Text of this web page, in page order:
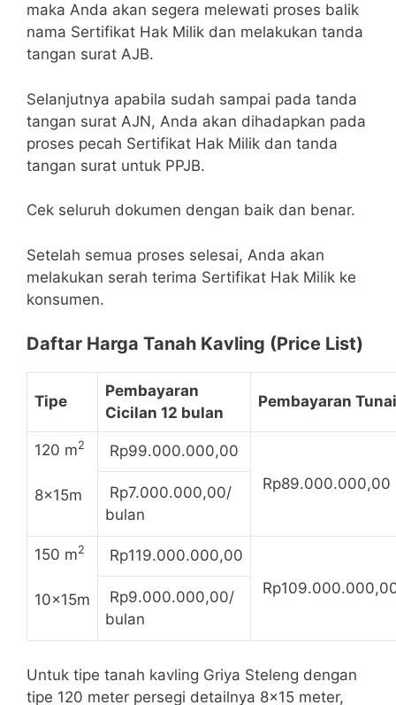
maka Anda akan segera melewati proses balik
nama Sertifikat Hak Milik dan melakukan tanda
tangan surat AJB.
Selanjutnya apabila sudah sampai pada tanda
tangan surat AJN, Anda akan dihadapkan pada
proses pecah Sertifikat Hak Milik dan tanda
tangan surat untuk PPJB.
Cek seluruh dokumen dengan baik dan benar.
Setelah semua proses selesai, Anda akan
melakukan serah terima Sertifikat Hak Milik ke
konsumen.
Daftar Harga Tanah Kavling (Price List)
Tipe
Pembayaran
Cicilan 12 bulan
Pembayaran Tunai
120 m2
8x15m
Rp99.000.000,00
Rp89.000.000,00
Rp7.000.000,00/
bulan
150 m2
10x15m
Rp119.000.000,00
Rp9.000.000,00/
bulan
Untuk tipe tanah kavling Griya Steleng dengan
tipe 120 meter persegi detailnya 8×15 meter,